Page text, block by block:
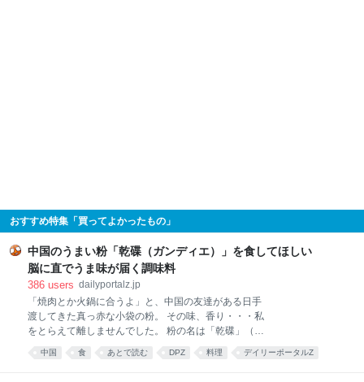
おすすめ特集「買ってよかったもの」
中国のうまい粉「乾碟（ガンディエ）」を食してほしい
脳に直でうま味が届く調味料
386 users dailyportalz.jp
「焼肉とか火鍋に合うよ」と、中国の友達がある日手
渡してきた真っ赤な小袋の粉。 その味、香り・・・私
をとらえて離しませんでした。 粉の名は「乾碟」（ガ
た、脳に直でうま味が届く調味料です。 そんな乾碟を
中国 食 あとで読む DPZ 料理 デイリーポータルZ